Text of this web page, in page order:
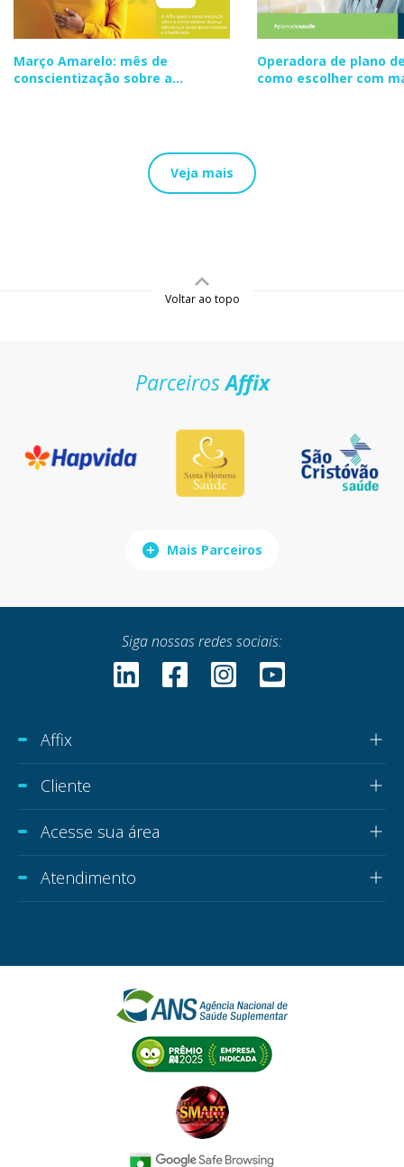
Março Amarelo: mês de
conscientização sobre a
Operadora de plano
como escolher com
Veja mais
Voltar ao topo
ParceirosAffix
Mais Parceiros
Siga nossas redes sociais:
Affix
Cliente
Acesse sua área
Atendimento